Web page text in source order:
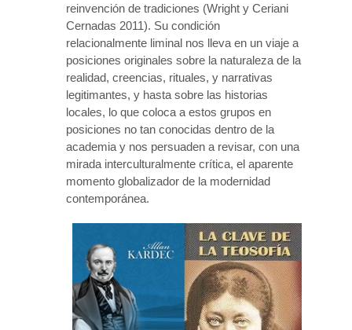
reinvención de tradiciones (Wright y Ceriani
Cernadas 2011). Su condición
relacionalmente liminal nos lleva en un viaje a
posiciones originales sobre la naturaleza de la
realidad, creencias, rituales, y narrativas
legitimantes, y hasta sobre las historias
locales, lo que coloca a estos grupos en
posiciones no tan conocidas dentro de la
academia y nos persuaden a revisar, con una
mirada interculturalmente crítica, el aparente
momento globalizador de la modernidad
contemporánea.